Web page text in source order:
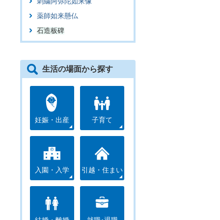
薬師如来懸仏
石造板碑
生活の場面から探す
妊娠・出産 子育て
入園・入学 引越・住まい